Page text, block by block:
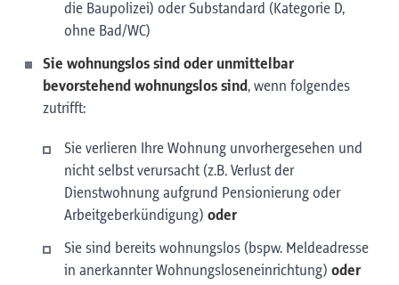
die Baupolizei) oder Substandard (Kategorie D,
ohne Bad/WC)
Sie wohnungslos sind oder unmittelbar
bevorstehend wohnungslos sind, wenn folgendes
zutrifft:
Sie verlieren Ihre Wohnung unvorhergesehen und
nicht selbst verursacht (z.B. Verlust der
Dienstwohnung aufgrund Pensionierung oder
Arbeitgeberkündigung) oder
Sie sind bereits wohnungslos (bspw. Meldeadresse
in anerkannter Wohnungsloseneinrichtung) oder